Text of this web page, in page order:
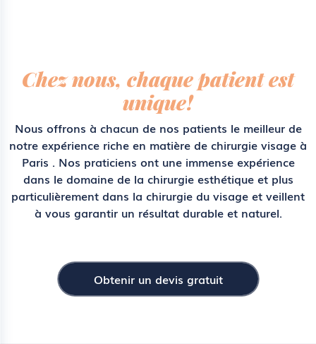
Chez nous, chaque patient est
unique!
Nous offrons à chacun de nos patients le meilleur de
notre expérience riche en matière de chirurgie visage à
Paris . Nos praticiens ont une immense expérience
dans le domaine de la chirurgie esthétique et plus
particulièrement dans la chirurgie du visage et veillent
à vous garantir un résultat durable et naturel.
Obtenir un devis gratuit